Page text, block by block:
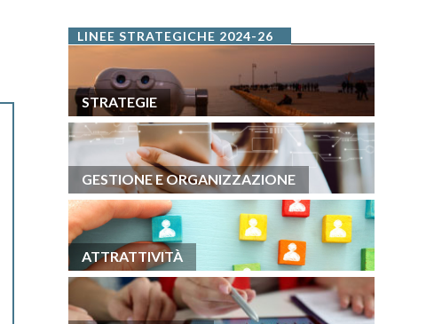
LINEE STRATEGICHE 2024-26
STRATEGIE
GESTIONE E ORGANIZZAZIONE
ATTRATTIVITÀ